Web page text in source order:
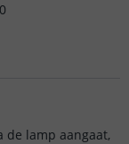
de lamp aangaat,